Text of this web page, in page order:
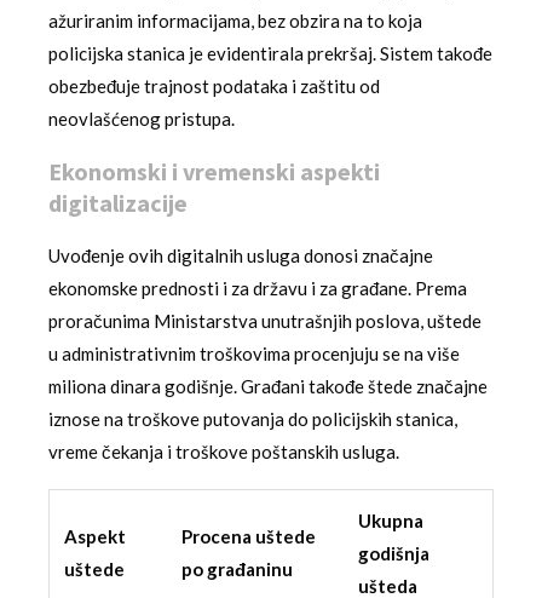
ažuriranim informacijama, bez obzira na to koja
policijska stanica je evidentirala prekršaj. Sistem takođe
obezbeđuje trajnost podataka i zaštitu od
neovlašćenog pristupa.
Ekonomski i vremenski aspekti
digitalizacije
Uvođenje ovih digitalnih usluga donosi značajne
ekonomske prednosti i za državu i za građane. Prema
proračunima Ministarstva unutrašnjih poslova, uštede
u administrativnim troškovima procenjuju se na više
miliona dinara godišnje. Građani takođe štede značajne
iznose na troškove putovanja do policijskih stanica,
vreme čekanja i troškove poštanskih usluga.
Aspekt
uštede
Procena uštede
po građaninu
Ukupna
godišnja
ušteda